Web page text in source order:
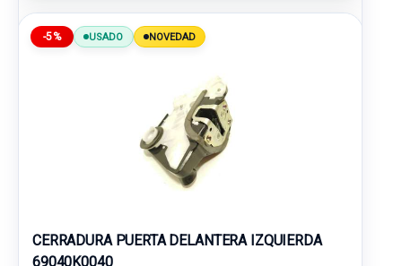
-5% USADO NOVEDAD
CERRADURA PUERTA DELANTERA IZQUIERDA
69040K0040